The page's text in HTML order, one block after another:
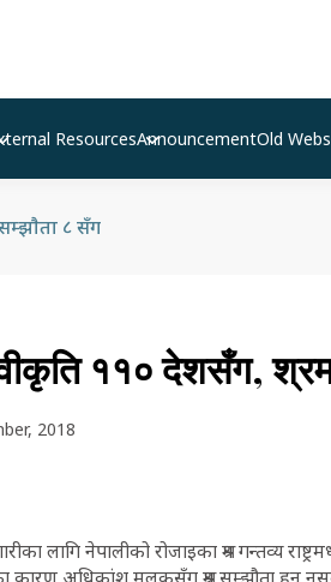
ResourcesAnnouncementOld
सम्झाैता ८ सँग
११० देशसँग,
2018
लागि नेपालीको रोजाइका श्रम गन्तव्य